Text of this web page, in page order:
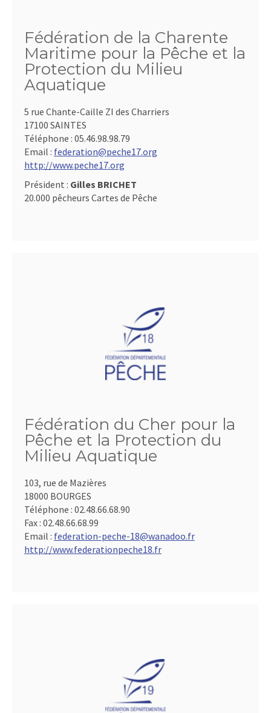
Fédération de la Charente
Maritime pour la Pêche et la
Protection du Milieu
Aquatique
5 rue Chante-Caille ZI des Charriers
17100 SAINTES
Téléphone : 05.46.98.98.79
Email : federation@peche17.org
http://www.peche17.org
Président : Gilles BRICHET
20.000 pêcheurs Cartes de Pêche
Fédération du Cher pour la
Pêche et la Protection du
Milieu Aquatique
103, rue de Mazières
18000 BOURGES
Téléphone : 02.48.66.68.90
Fax : 02.48.66.68.99
Email : federation-peche-18@wanadoo.fr
http://www.federationpeche18.fr